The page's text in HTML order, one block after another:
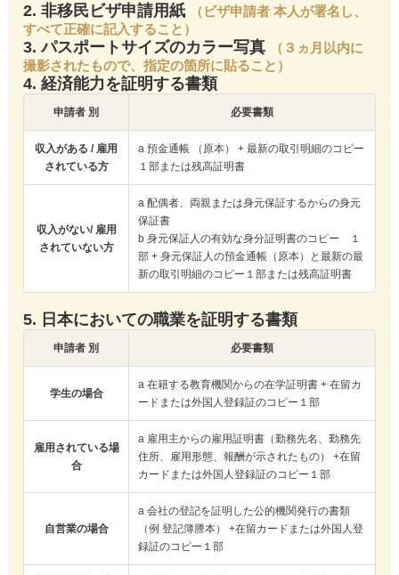
2. 非移民ビザ申請用紙
（ビザ申請者 本人が署名し、
すべて正確に記入すること）
3. パスポートサイズのカラー写真
（３ヵ月以内に
撮影されたもので、指定の箇所に貼ること）
4. 経済能力を証明する書類
申請者 別 必要書類
収入がある / 雇用
されている方
a 預金通帳 （原本） + 最新の取引明細のコピー
１部または残高証明書
収入がない/ 雇用
されていない方
a 配偶者、両親または身元保証するからの身元
保証書
b 身元保証人の有効な身分証明書のコピー １
部 + 身元保証人の預金通帳（原本）と最新の最
新の取引明細のコピー１部または残高証明書
5. 日本においての職業を証明する書類
申請者 別 必要書類
学生の場合
a 在籍する教育機関からの在学証明書 + 在留カ
ードまたは外国人登録証のコピー１部
雇用されている場
合
a 雇用主からの雇用証明書（勤務先名、勤務先
住所、雇用形態、報酬が示されたもの） +在留
カードまたは外国人登録証のコピー１部
自営業の場合
a 会社の登記を証明した公的機関発行の書類
（例 登記簿謄本） +在留カードまたは外国人登
録証のコピー１部